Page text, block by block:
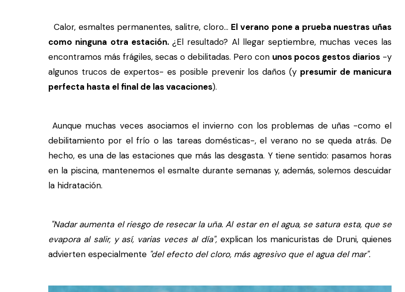
Calor, esmaltes permanentes, salitre, cloro... El verano pone a prueba nuestras uñas
como ninguna otra estación.¿El resultado? Al llegar septiembre, muchas veces las
encontramos más frágiles, secas o debilitadas. Pero con unos pocos gestos diarios -y
algunos trucos de expertos- es posible prevenir los daños (y presumir de manicura
perfecta hasta el final de las vacaciones).
Aunque muchas veces asociamos el invierno con los problemas de uñas -como el
debilitamiento por el frío o las tareas domésticas-, el verano no se queda atrás. De
hecho, es una de las estaciones que más las desgasta. Y tiene sentido: pasamos horas
en la piscina, mantenemos el esmalte durante semanas y, además, solemos descuidar
la hidratación.
"Nadar aumenta el riesgo de resecar la uña. Al estar en el agua, se satura esta, que se
evapora al salir, y así, varias veces al día",explican los manicuristas de Druni, quienes
advierten especialmente "del efecto del cloro, más agresivo que el agua del mar".